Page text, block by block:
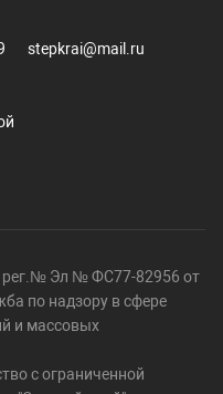
stepkrai@mail.ru
рег.№ Эл № ФС77-82956 от
по надзору в сфере
и массовых
с ограниченной